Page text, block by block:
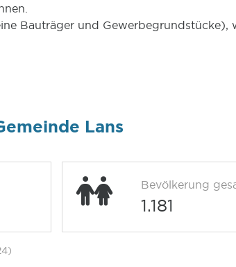
Bauträger und Gewerbegrundstücke),
Lans
Bevölkerung
1.181